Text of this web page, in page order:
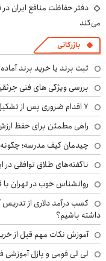
دفتر حفاظت منافع ایران
می‌کند
بازرگانی
ثبت برند یا خرید برند
بررسی ویژگی های فنی
۷ اقدام ضروری پس از تشکیل پرونده مواد مخدر؛ راهنمای خانواده‌ها
راهی مطمئن برای حفظ
چیدمان کیف مدرسه؛
ناگفته‌های طلاق توافقی
روانشناس خوب در تهران
کسب درآمد دلاری از تدریس
داشته باشیم؟
آموزش نکات مهم قبل از
لی لی فومی و پازل آموزشی